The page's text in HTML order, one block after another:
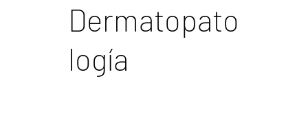
Dermatopato
logía